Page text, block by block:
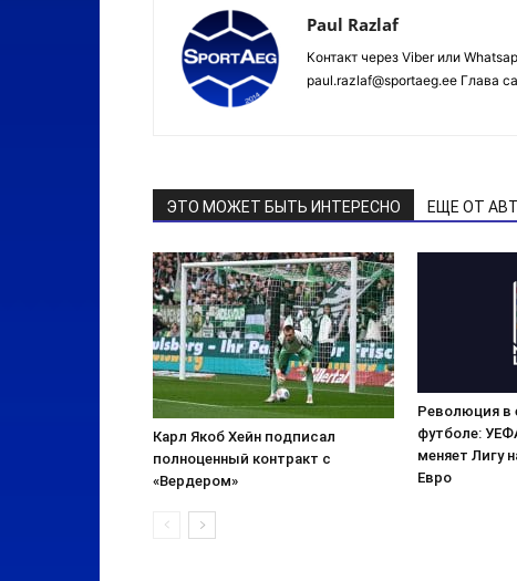
Paul Razlaf
Контакт через Viber или
paul.razlaf@sportaeg.ee Глава
ЭТО МОЖЕТ БЫТЬ ИНТЕРЕСНО ЕЩЕ ОТ
Карл Якоб Хейн подписал
полноценный контракт с
«Вердером»
Революция в
футболе:
меняет Лигу
Евро